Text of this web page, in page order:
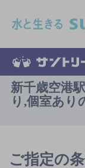
新千歳空港
り,個室あり
ご指定の